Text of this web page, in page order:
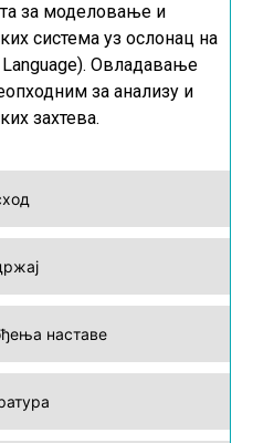
наставе
за моделовање и
система уз ослонац на
). Овладавање
за анализу и
захтева.